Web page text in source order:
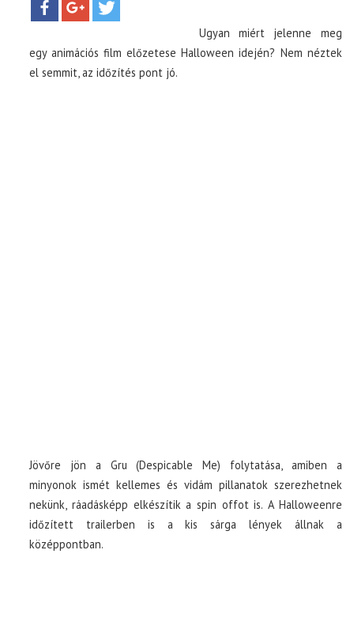
KULISSZA
Ugyan miért jelenne meg
egy animációs film előzetese Halloween idején? Nem néztek
el semmit, az időzítés pont jó.
Jövőre jön a Gru (Despicable Me) folytatása, amiben a
minyonok ismét kellemes és vidám pillanatok szerezhetnek
nekünk, ráadásképp elkészítik a spin offot is. A Halloweenre
időzített trailerben is a kis sárga lények állnak a
középpontban.